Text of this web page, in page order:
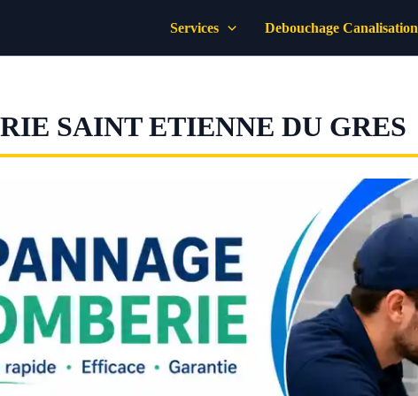
Services Debouchage Canalisation
SAINT ETIENNE DU GRES